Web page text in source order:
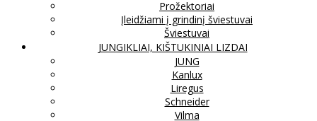
Prožektoriai
Įleidžiami į grindinį šviestuvai
Šviestuvai
JUNGIKLIAI, KIŠTUKINIAI LIZDAI
JUNG
Kanlux
Liregus
Schneider
Vilma